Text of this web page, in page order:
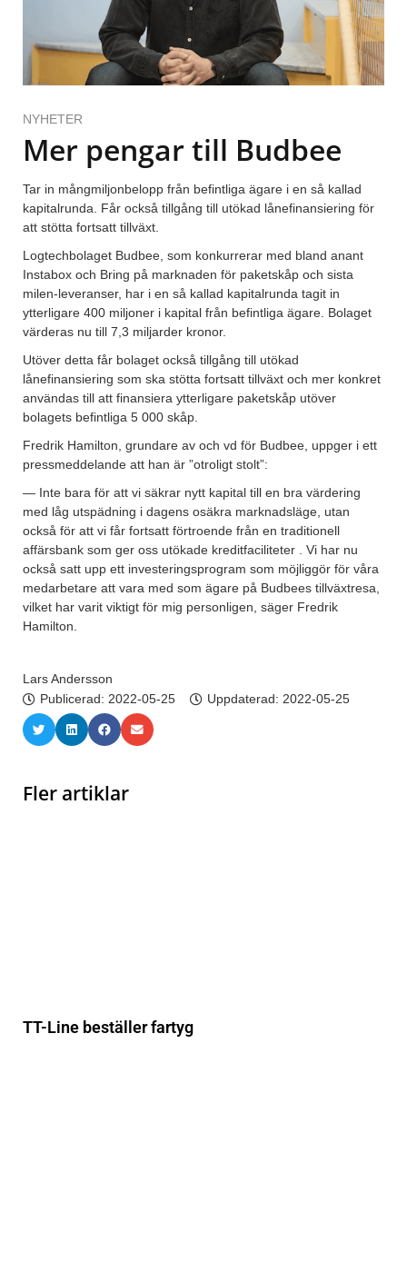
NYHETER
Mer pengar till Budbee
Tar in mångmiljonbelopp från befintliga ägare i en så kallad
kapitalrunda. Får också tillgång till utökad lånefinansiering för
att stötta fortsatt tillväxt.
Logtechbolaget Budbee, som konkurrerar med bland anant
Instabox och Bring på marknaden för paketskåp och sista
milen-leveranser, har i en så kallad kapitalrunda tagit in
ytterligare 400 miljoner i kapital från befintliga ägare. Bolaget
värderas nu till 7,3 miljarder kronor.
Utöver detta får bolaget också tillgång till utökad
lånefinansiering som ska stötta fortsatt tillväxt och mer konkret
användas till att finansiera ytterligare paketskåp utöver
bolagets befintliga 5 000 skåp.
Fredrik Hamilton, grundare av och vd för Budbee, uppger i ett
pressmeddelande att han är ”otroligt stolt”:
— Inte bara för att vi säkrar nytt kapital till en bra värdering
med låg utspädning i dagens osäkra marknadsläge, utan
också för att vi får fortsatt förtroende från en traditionell
affärsbank som ger oss utökade kreditfaciliteter . Vi har nu
också satt upp ett investeringsprogram som möjliggör för våra
medarbetare att vara med som ägare på Budbees tillväxtresa,
vilket har varit viktigt för mig personligen, säger Fredrik
Hamilton.
Lars Andersson
Publicerad: 2022-05-25 Uppdaterad: 2022-05-25
Fler artiklar
TT-Line beställer fartyg